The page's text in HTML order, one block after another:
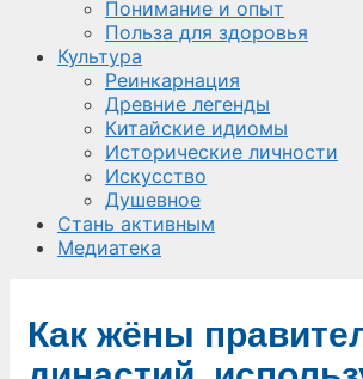
Понимание и опыт
Польза для здоровья
Культура
Реинкарнация
Древние легенды
Китайские идиомы
Исторические личности
Искусство
Душевное
Стань активным
Медиатека
Как жёны